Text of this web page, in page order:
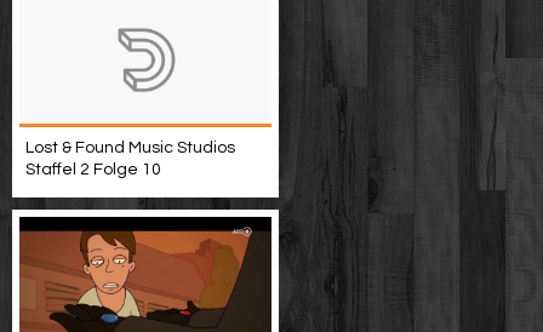
Lost & Found Music Studios
Staffel 2 Folge 10